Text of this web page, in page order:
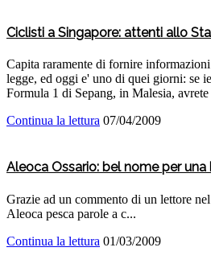
Ciclisti a Singapore: attenti allo
Capita raramente di fornire
legge, ed oggi e' uno di quei giorni: se
Formula 1 di Sepang, in Malesia,
Continua la lettura 07/04/2009
Aleoca Ossario: bel nome per una
Grazie ad un commento di un lettore
Aleoca pesca parole a c...
Continua la lettura 01/03/2009